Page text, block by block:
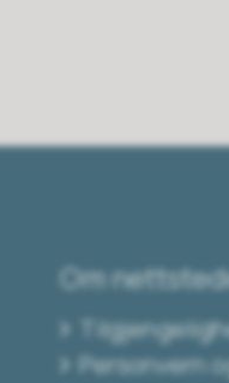
Om
Personvern